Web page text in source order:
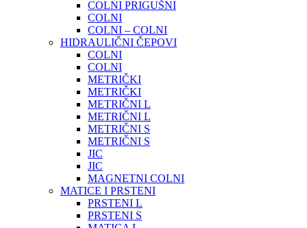
COLNI PRIGUŠNI
COLNI
COLNI – COLNI
HIDRAULIČNI ČEPOVI
COLNI
COLNI
METRIČKI
METRIČKI
METRIČNI L
METRIČNI L
METRIČNI S
METRIČNI S
JIC
JIC
MAGNETNI COLNI
MATICE I PRSTENI
PRSTENI L
PRSTENI S